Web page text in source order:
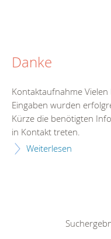
Danke
Kontaktaufnahme
Eingaben wurden
Kürze die benötigten
in Kontakt treten.
Weiterlesen